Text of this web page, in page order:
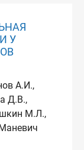
У
А.И.,
Д.В.,
М.Л.,